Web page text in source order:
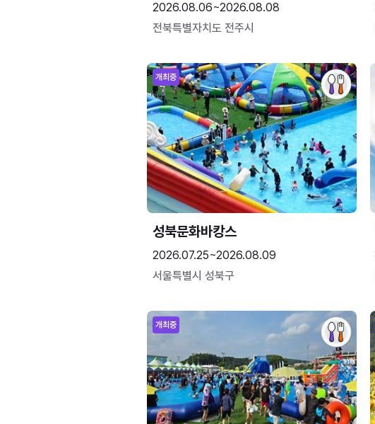
2026.08.06~2026.08.08
전북특별자치도 전주시
개최중
성북문화바캉스
2026.07.25~2026.08.09
서울특별시 성북구
개최중